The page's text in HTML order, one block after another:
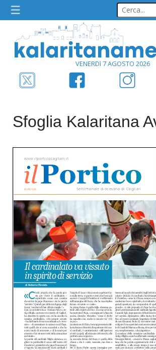
VENERDì 7 AGOSTO 2026
Sfoglia Kalaritana